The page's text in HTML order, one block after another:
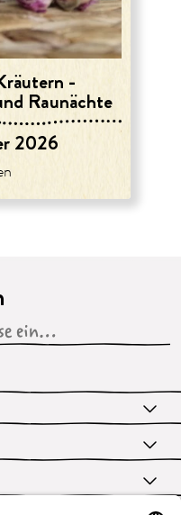
-
Raunächte
2026